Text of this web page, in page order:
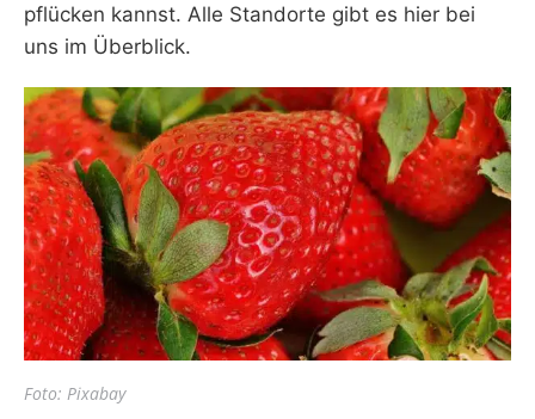
pflücken kannst. Alle Standorte gibt es hier bei
uns im Überblick.
Foto: Pixabay